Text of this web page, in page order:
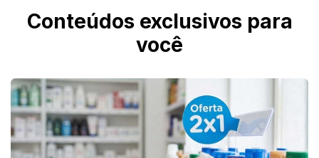
Conteúdos exclusivos para
você